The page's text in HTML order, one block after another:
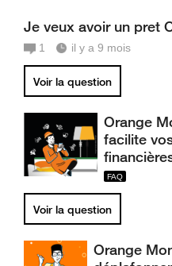
Je veux avoir un pret
1 il y a 9 mois
Voir la question
Orange
facilite
Voir la question
Orange